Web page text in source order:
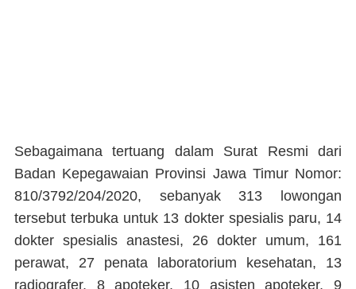
Sebagaimana tertuang dalam Surat Resmi dari
Badan Kepegawaian Provinsi Jawa Timur Nomor:
810/3792/204/2020, sebanyak 313 lowongan
tersebut terbuka untuk 13 dokter spesialis paru, 14
dokter spesialis anastesi, 26 dokter umum, 161
perawat, 27 penata laboratorium kesehatan, 13
radiografer, 8 apoteker, 10 asisten apoteker, 9